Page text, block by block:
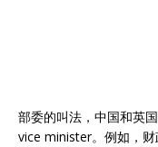
部委的叫法，中国和英
vice minister。例如，